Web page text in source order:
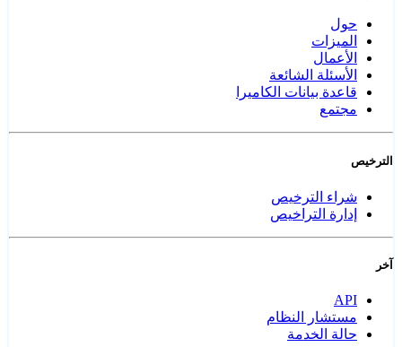
حول
الميزات
الأعمال
الأسئلة الشائعة
قاعدة بيانات الكاميرا
مجتمع
الترخيص
شراء الترخيص
إدارة التراخيص
آخر
API
مستشار النظام
حالة الخدمة